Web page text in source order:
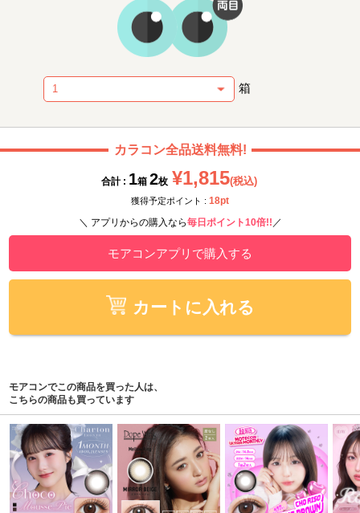
箱
カラコン全品送料無料!
合計 : 1箱 2枚 ¥1,815(税込)
獲得予定ポイント : 18pt
＼ アプリからの購入なら毎日ポイント10倍!! ／
モアコンアプリで購入する
カートに入れる
モアコンでこの商品を買った人は、
こちらの商品も買っています